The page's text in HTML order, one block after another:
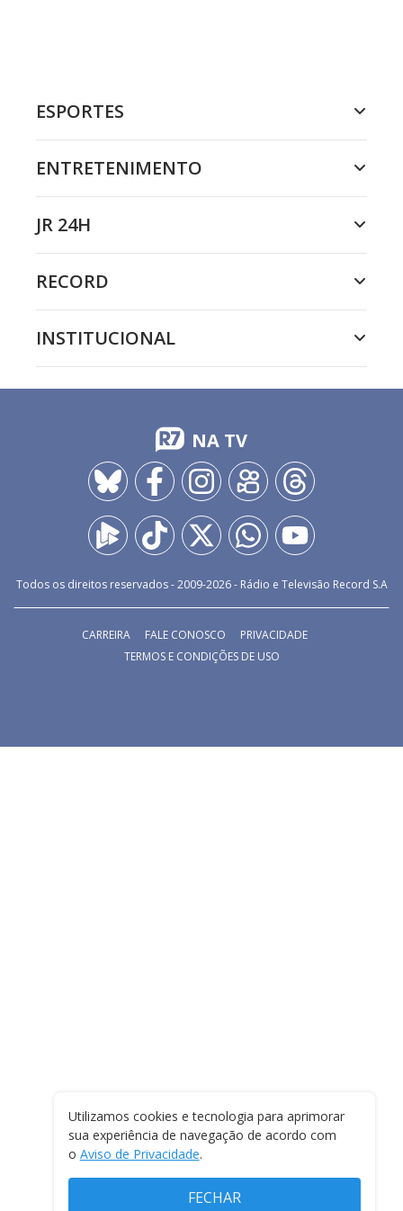
ESPORTES
ENTRETENIMENTO
JR 24H
RECORD
INSTITUCIONAL
NA TV
Todos os direitos reservados - 2009-2026- Rádio e Televisão Record S.A
CARREIRA FALE CONOSCO
PRIVACIDADE
TERMOS E CONDIÇÕES DE USO
Utilizamos cookies e tecnologia para aprimorar
sua experiência de navegação de acordo com
o Aviso de Privacidade.
FECHAR